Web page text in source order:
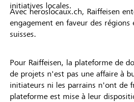
initiatives locales.
Avec heroslocaux.ch, Raiffeisen
engagement en faveur des régions
suisses.
Pour Raiffeisen, la plateforme de
de projets n'est pas une affaire à
initiateurs ni les parrains n'ont de
plateforme est mise à leur